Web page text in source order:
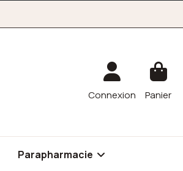
Connexion Panier
Parapharmacie